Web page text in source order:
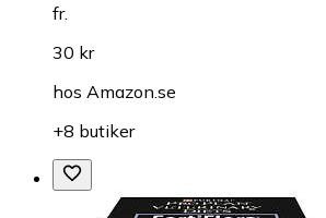
fr.
30 kr
hos Amazon.se
+8 butiker